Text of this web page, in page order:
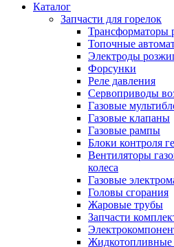
Каталог
Запчасти для горелок
Трансформаторы
Топочные
Электроды
Форсунки
Реле давления
Сервоприводы
Газовые
Газовые клапаны
Газовые рампы
Блоки контроля
Вентиляторы
колеса
Газовые
Головы сгорания
Жаровые трубы
Запчасти
Жидкотопливные